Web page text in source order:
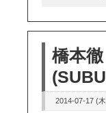
橋本
2014-07-17 (